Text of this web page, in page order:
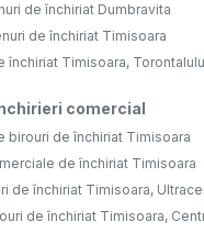
de închiriat Dumbravita
de închiriat Timisoara
închiriat Timisoara,
comercial
birouri de închiriat Timisoara
de închiriat Timisoara
de închiriat Timisoara,
de închiriat Timisoara,